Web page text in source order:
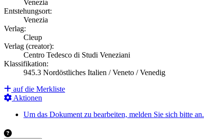
Venezia
Entstehungsort:
Venezia
Verlag:
Cleup
Verlag (creator):
Centro Tedesco di Studi Veneziani
Klassifikation:
945.3 Nordöstliches Italien / Veneto / Venedig
auf die Merkliste
Aktionen
Um das Dokument zu bearbeiten, melden Sie sich bitte an.